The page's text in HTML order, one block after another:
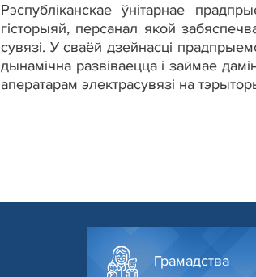
Рэспубліканскае ўнітарнае
гісторыяй, персанал якой
сувязі. У сваёй дзейнасці
дынамічна развіваецца і займае
аператарам электрасувязі на
Грамадства